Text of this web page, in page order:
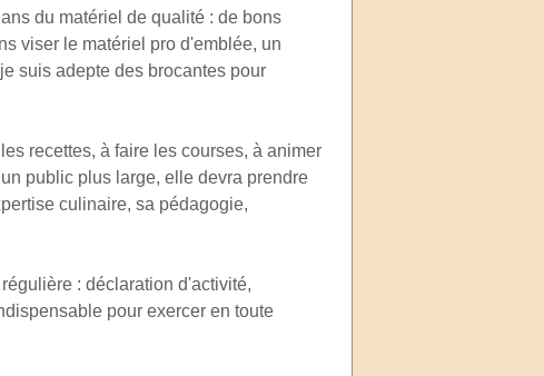
du matériel de qualité : de bons
viser le matériel pro d'emblée, un
suis adepte des brocantes pour
recettes, à faire les courses, à animer
public plus large, elle devra prendre
culinaire, sa pédagogie,
: déclaration d'activité,
pour exercer en toute